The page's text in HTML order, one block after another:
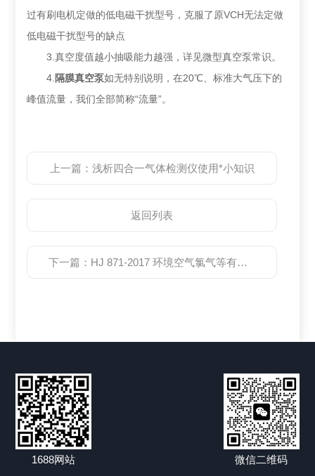
过有刷电机定做的低电磁干扰型号，克服了原VCH无法定做
低电磁干扰型号的缺点
3.真空度值越小抽吸能力越强，详见微型真空泵常识。
4. 隔膜真空泵如无特别说明，在20℃、标准大气压下的
峰值流量，我们全部简称“流量”。
上一篇： 浅析四合一气体检测仪使用*小知识
返回列表
下一篇： HJ 871-2017 环境空气氯气等有毒有害气体的应急监测
1688网站 微信二维码